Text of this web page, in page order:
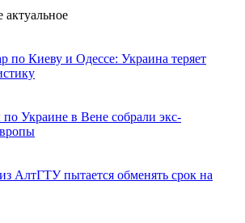
актуальное
по Киеву и Одессе: Украина теряет
Украине в Вене собрали экс-
АлтГТУ пытается обменять срок на